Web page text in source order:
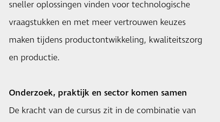
sneller oplossingen vinden voor technologische
vraagstukken en met meer vertrouwen keuzes
maken tijdens productontwikkeling, kwaliteitszorg
en productie.
Onderzoek, praktijk en sector komen samen
De kracht van de cursus zit in de combinatie van